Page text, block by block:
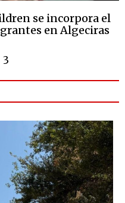
se incorpora el
en Algeciras
3